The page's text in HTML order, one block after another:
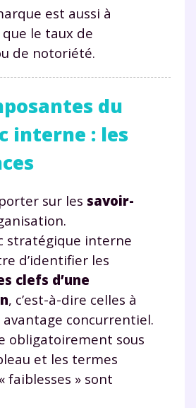
est aussi à
le taux de
de notoriété.
du
interne : les
sur les savoir-
stratégique interne
d’identifier les
clefs d’une
, c’est-à-dire celles à
avantage concurrentiel.
obligatoirement sous
et les termes
faiblesses » sont